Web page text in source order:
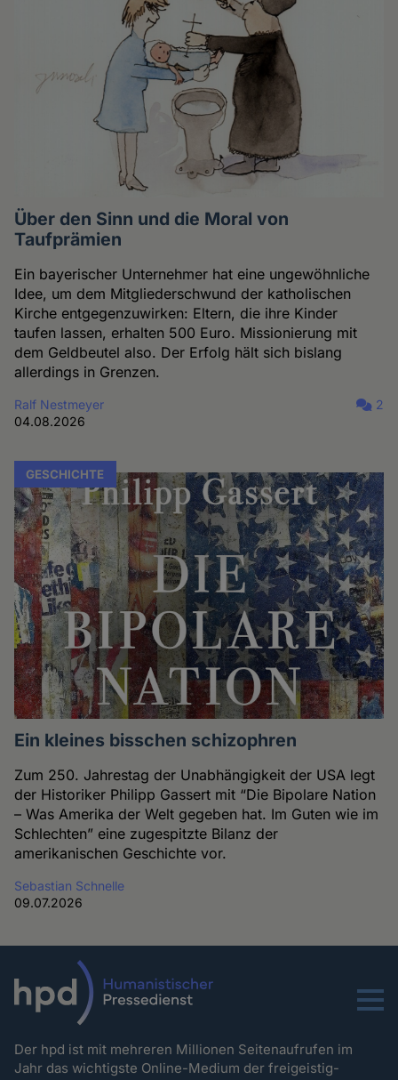
Über den Sinn und die Moral von
Taufprämien
Ein bayerischer Unternehmer hat eine ungewöhnliche
Idee, um dem Mitgliederschwund der katholischen
Kirche entgegenzuwirken: Eltern, die ihre Kinder
taufen lassen, erhalten 500 Euro. Missionierung mit
dem Geldbeutel also. Der Erfolg hält sich bislang
allerdings in Grenzen.
Ralf Nestmeyer
04.08.2026
2
GESCHICHTE
Ein kleines bisschen schizophren
Zum 250. Jahrestag der Unabhängigkeit der USA legt
der Historiker Philipp Gassert mit “Die Bipolare Nation
– Was Amerika der Welt gegeben hat. Im Guten wie im
Schlechten” eine zugespitzte Bilanz der
amerikanischen Geschichte vor.
Sebastian Schnelle
09.07.2026
Menu
Der hpd ist mit mehreren Millionen Seitenaufrufen im
Jahr das wichtigste Online-Medium der freigeistig-